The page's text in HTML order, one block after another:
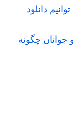
دانلود
جوانان چگونه